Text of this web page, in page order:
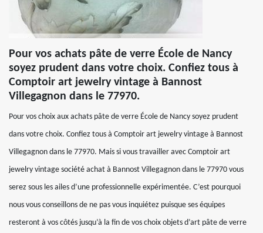
Pour vos achats pâte de verre École de Nancy
soyez prudent dans votre choix. Confiez tous à
Comptoir art jewelry vintage à Bannost
Villegagnon dans le 77970.
Pour vos choix aux achats pâte de verre École de Nancy soyez prudent
dans votre choix. Confiez tous à Comptoir art jewelry vintage à Bannost
Villegagnon dans le 77970. Mais si vous travailler avec Comptoir art
jewelry vintage société achat à Bannost Villegagnon dans le 77970 vous
serez sous les ailes d’une professionnelle expérimentée. C’est pourquoi
nous vous conseillons de ne pas vous inquiétez puisque ses équipes
resteront à vos côtés jusqu’à la fin de vos choix objets d’art pâte de verre